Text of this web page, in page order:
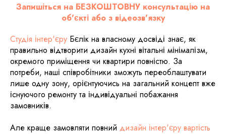
Запишіться на БЕЗКОШТОВНУ консультацію на
об'єкті або з відеозв'язку
Студія інтер'єру Бєлік на власному досвіді знає, як
правильно відтворити дизайн кухні вітальні мінімалізм,
окремого приміщення чи квартири повністю. За
потреби, наші співробітники зможуть переоблаштувати
лише одну зону, орієнтуючись на загальний концепт вже
існуючого ремонту та індивідуальні побажання
замовників.
Але краще замовляти повний дизайн інтер'єру вартість